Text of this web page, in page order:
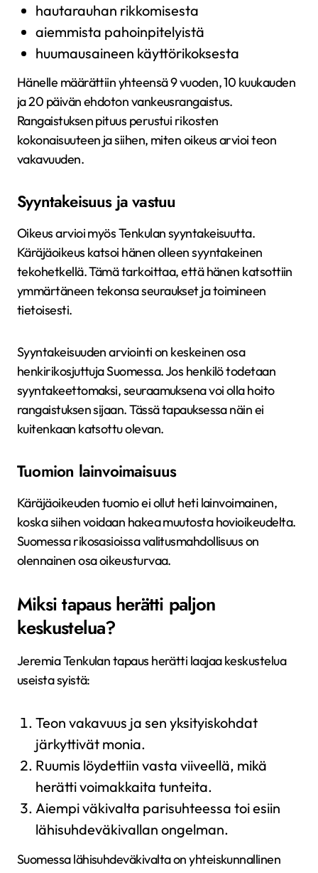
hautarauhan rikkomisesta
aiemmista pahoinpitelyistä
huumausaineen käyttörikoksesta
Hänelle määrättiin yhteensä 9 vuoden, 10 kuukauden
ja 20 päivän ehdoton vankeusrangaistus.
Rangaistuksen pituus perustui rikosten
kokonaisuuteen ja siihen, miten oikeus arvioi teon
vakavuuden.
Syyntakeisuus ja vastuu
Oikeus arvioi myös Tenkulan syyntakeisuutta.
Käräjäoikeus katsoi hänen olleen syyntakeinen
tekohetkellä. Tämä tarkoittaa, että hänen katsottiin
ymmärtäneen tekonsa seuraukset ja toimineen
tietoisesti.
Syyntakeisuuden arviointi on keskeinen osa
henkirikosjuttuja Suomessa. Jos henkilö todetaan
syyntakeettomaksi, seuraamuksena voi olla hoito
rangaistuksen sijaan. Tässä tapauksessa näin ei
kuitenkaan katsottu olevan.
Tuomion lainvoimaisuus
Käräjäoikeuden tuomio ei ollut heti lainvoimainen,
koska siihen voidaan hakea muutosta hovioikeudelta.
Suomessa rikosasioissa valitusmahdollisuus on
olennainen osa oikeusturvaa.
Miksi tapaus herätti paljon
keskustelua?
Jeremia Tenkulan tapaus herätti laajaa keskustelua
useista syistä:
Teon vakavuus ja sen yksityiskohdat
järkyttivät monia.
Ruumis löydettiin vasta viiveellä, mikä
herätti voimakkaita tunteita.
Aiempi väkivalta parisuhteessa toi esiin
lähisuhdeväkivallan ongelman.
Suomessa lähisuhdeväkivalta on yhteiskunnallinen